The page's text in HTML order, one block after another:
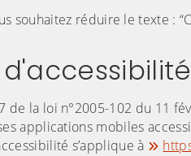
souhaitez réduire le texte :
de la loi n°2005-102 du 11
applications mobiles
s’applique à